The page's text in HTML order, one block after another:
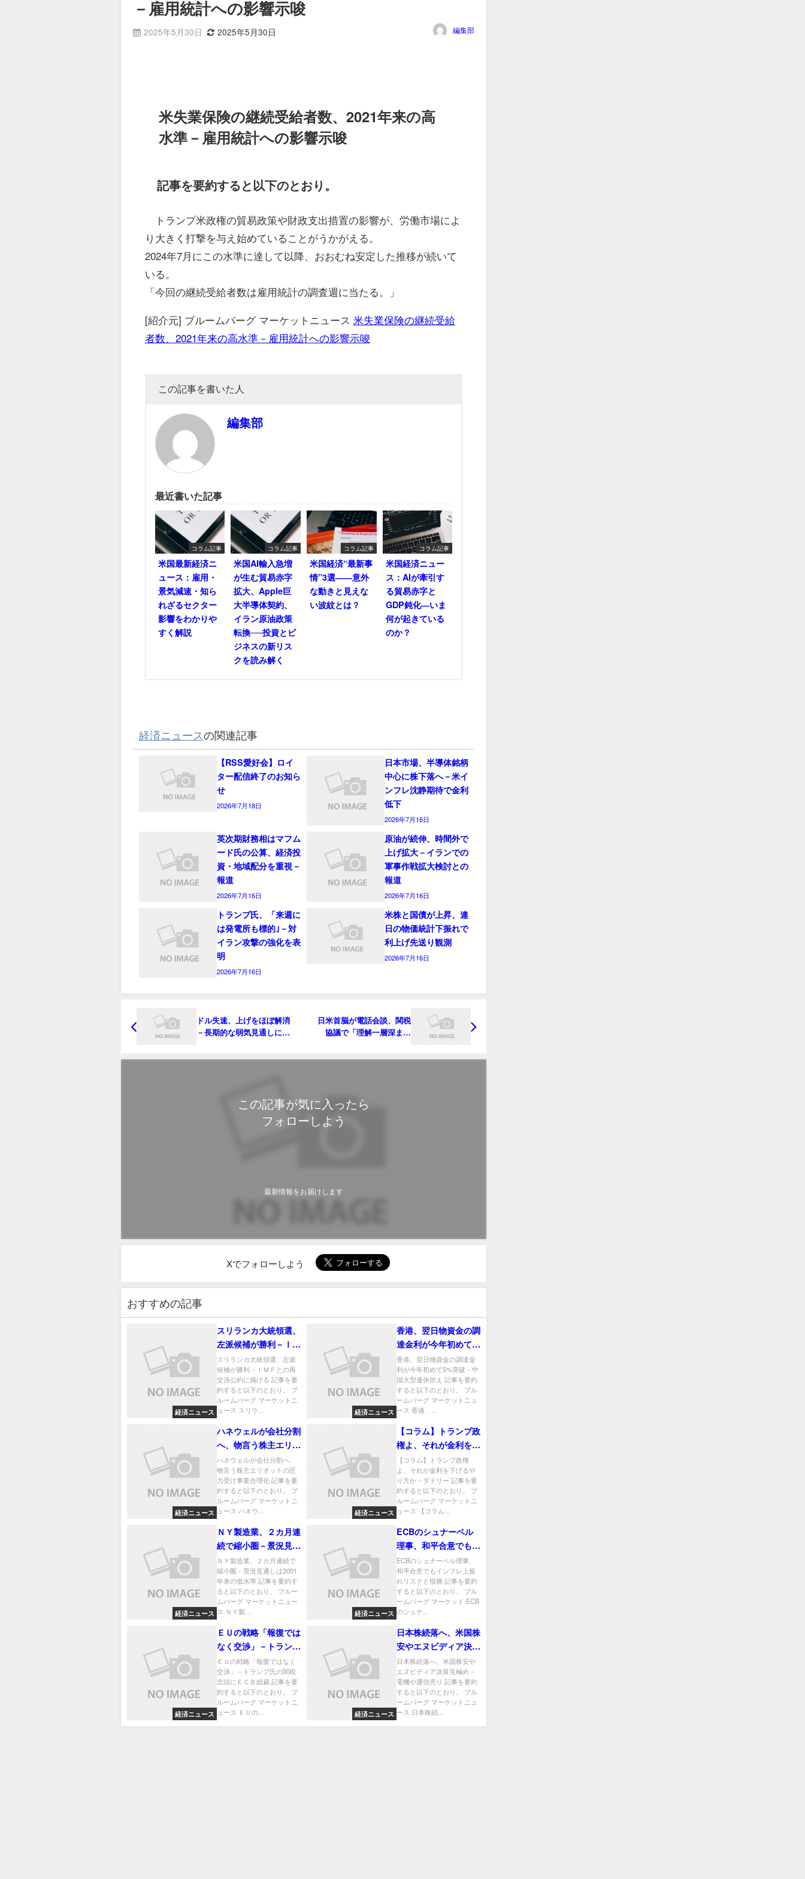
－雇用統計への影響示唆
2025年5月30日 2025年5月30日 編集部
米失業保険の継続受給者数、2021年来の高
水準－雇用統計への影響示唆
記事を要約すると以下のとおり。
トランプ米政権の貿易政策や財政支出措置の影響が、労働市場によ
り大きく打撃を与え始めていることがうかがえる。
2024年7月にこの水準に達して以降、おおむね安定した推移が続いて
いる。
「今回の継続受給者数は雇用統計の調査週に当たる。」
[紹介元] ブルームバーグ マーケットニュース 米失業保険の継続受給
者数、2021年来の高水準－雇用統計への影響示唆
この記事を書いた人
編集部
最近書いた記事
コラム記事
米国最新経済ニ
ュース：雇用・
景気減速・知ら
れざるセクター
影響をわかりや
すく解説
コラム記事
米国AI輸入急増
が生む貿易赤字
拡大、Apple巨
大半導体契約、
イラン原油政策
転換──投資とビ
ジネスの新リス
クを読み解く
コラム記事
米国経済“最新事
情”3選――意外
な動きと見えな
い波紋とは？
コラム記事
米国経済ニュー
ス：AIが牽引す
る貿易赤字と
GDP鈍化―いま
何が起きている
のか？
経済ニュースの関連記事
【RSS愛好会】ロイ
ター配信終了のお知ら
せ
2026年7月18日
日本市場、半導体銘柄
中心に株下落へ－米イ
ンフレ沈静期待で金利
低下
2026年7月16日
英次期財務相はマフム
ード氏の公算、経済投
資・地域配分を重視－
報道
2026年7月16日
原油が続伸、時間外で
上げ拡大－イランでの
軍事作戦拡大検討との
報道
2026年7月16日
トランプ氏、「来週に
は発電所も標的｣－対
イラン攻撃の強化を表
明
2026年7月16日
米株と国債が上昇、連
日の物価統計下振れで
利上げ先送り観測
2026年7月16日
ドル失速、上げをほぼ解消
－長期的な弱気見通しに変
日米首脳が電話会談、関税
協議で「理解一層深まっ
この記事が気に入ったら
フォローしよう
最新情報をお届けします
Xでフォローしよう
おすすめの記事
経済ニュース
スリランカ大統領選、
左派候補が勝利－ＩＭ
Ｆとの再交渉公約に掲
げる
スリランカ大統領選、左派
候補が勝利－ＩＭＦとの再
交渉公約に掲げる 記事を要
約すると以下のとおり。 ブ
ルームバーグ マーケットニ
ュース スリラ...
経済ニュース
香港、翌日物資金の調
達金利が今年初めて
5%突破－中国大型連
休控え
香港、翌日物資金の調達金
利が今年初めて5%突破－中
国大型連休控え 記事を要約
すると以下のとおり。 ブル
ームバーグ マーケットニュ
ース 香港、...
経済ニュース
ハネウェルが会社分割
へ、物言う株主エリオ
ットの圧力受け事業合
理化
ハネウェルが会社分割へ、
物言う株主エリオットの圧
力受け事業合理化 記事を要
約すると以下のとおり。 ブ
ルームバーグ マーケットニ
ュース ハネウ...
経済ニュース
【コラム】トランプ政
権よ、それが金利を下
げるやり方か－ダドリ
ー
【コラム】トランプ政権
よ、それが金利を下げるや
り方か－ダドリー 記事を要
約すると以下のとおり。 ブ
ルームバーグ マーケットニ
ュース 【コラム...
経済ニュース
ＮＹ製造業、２カ月連
続で縮小圏－景況見通
しは2001年来の低水
準
ＮＹ製造業、２カ月連続で
縮小圏－景況見通しは2001
年来の低水準 記事を要約す
ると以下のとおり。 ブルー
ムバーグ マーケットニュー
ス ＮＹ製...
経済ニュース
ECBのシュナーベル
理事、和平合意でもイ
ンフレ上振れリスクと
指摘
ECBのシュナーベル理事、
和平合意でもインフレ上振
れリスクと指摘 記事を要約
すると以下のとおり。 ブル
ームバーグ マーケット ECB
のシュナ...
経済ニュース
ＥＵの戦略「報復では
なく交渉」－トランプ
氏の関税念頭にＥＣＢ
総裁
ＥＵの戦略「報復ではなく
交渉」－トランプ氏の関税
念頭にＥＣＢ総裁 記事を要
約すると以下のとおり。 ブ
ルームバーグ マーケットニ
ュース ＥＵの...
経済ニュース
日本株続落へ、米国株
安やエヌビディア決算
見極め－電機や通信売
り
日本株続落へ、米国株安や
エヌビディア決算見極め－
電機や通信売り 記事を要約
すると以下のとおり。 ブル
ームバーグ マーケットニュ
ース 日本株続...